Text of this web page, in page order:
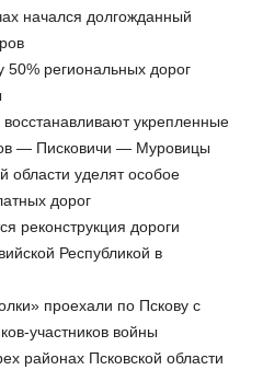
начался долгожданный
50% региональных дорог
укрепленные
— Писковичи — Муровицы
области уделят особое
дорог
реконструкция дороги
Республикой в
проехали по Пскову с
участников войны
районах Псковской области